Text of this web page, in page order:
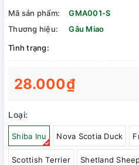
Mã sản phẩm:
GMA001-S
Thương hiệu:
Gâu Miao
Tình trạng:
28.000₫
Loại:
Shiba Inu Nova Scotia Duck
Scottish Terrier Shetland